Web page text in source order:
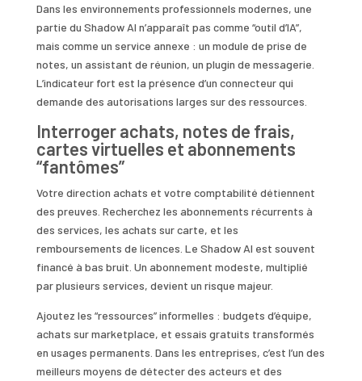
Dans les environnements professionnels modernes, une
partie du Shadow AI n’apparaît pas comme “outil d’IA”,
mais comme un service annexe : un module de prise de
notes, un assistant de réunion, un plugin de messagerie.
L’indicateur fort est la présence d’un connecteur qui
demande des autorisations larges sur des ressources.
Interroger achats, notes de frais,
cartes virtuelles et abonnements
“fantômes”
Votre direction achats et votre comptabilité détiennent
des preuves. Recherchez les abonnements récurrents à
des services, les achats sur carte, et les
remboursements de licences. Le Shadow AI est souvent
financé à bas bruit. Un abonnement modeste, multiplié
par plusieurs services, devient un risque majeur.
Ajoutez les “ressources” informelles : budgets d’équipe,
achats sur marketplace, et essais gratuits transformés
en usages permanents. Dans les entreprises, c’est l’un des
meilleurs moyens de détecter des acteurs et des